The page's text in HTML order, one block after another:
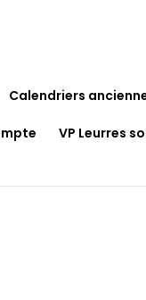
Calendriers
VP Leurres